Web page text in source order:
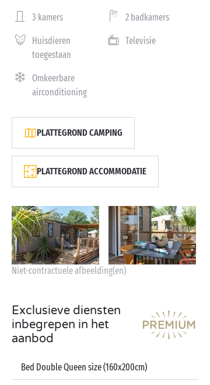
3 kamers 2 badkamers
Huisdieren
toegestaan
Televisie
Omkeerbare
airconditioning
PLATTEGROND CAMPING
PLATTEGROND ACCOMMODATIE
Niet-contractuele afbeelding(en)
Exclusieve diensten
inbegrepen in het
aanbod
Bed Double Queen size (160x200cm)